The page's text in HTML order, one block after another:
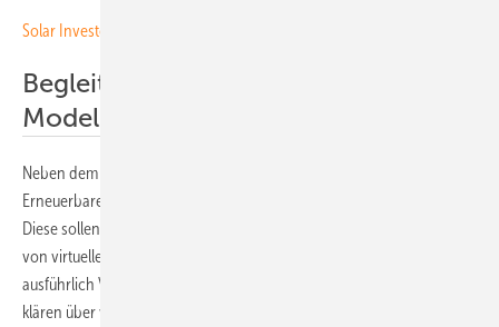
Solar Investors Guide: Risiken im Projektgeschäft minimieren
Begleitdokumente erklären das
Modell
Neben dem eigentlichen Vertragsmuster hat die Marktoffensive
Erneuerbare Energien noch mehrere Begleitdokumente entwickelt.
Diese sollen Unternehmen bei der Prüfung der individuellen Eignung
von virtuellen PPA unterstützen. Diese Begleitdokumente behandeln
ausführlich Vor- und Nachteile der beiden Modelle PPA und vPPA. Sie
klären über wichtige rechtliche Aspekte wie finanzielle